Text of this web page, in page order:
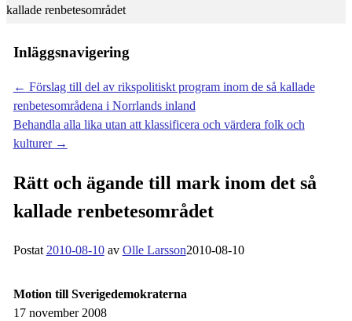
kallade renbetesområdet
Inläggsnavigering
← Förslag till del av rikspolitiskt program inom de så kallade
renbetesområdena i Norrlands inland
Behandla alla lika utan att klassificera och värdera folk och
kulturer →
Rätt och ägande till mark inom det så
kallade renbetesområdet
Postat 2010-08-10 av Olle Larsson2010-08-10
Motion till Sverigedemokraterna
17 november 2008